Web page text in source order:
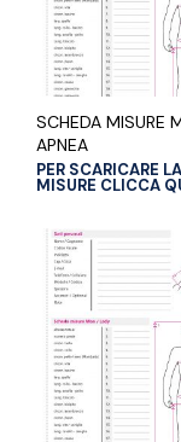
SCHEDA MISURE
APNEA
PER SCARICARE
MISURE CLICCA